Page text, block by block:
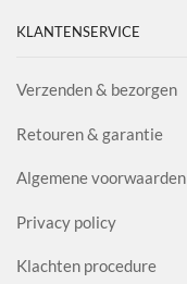
KLANTENSERVICE
Verzenden & bezorgen
Retouren & garantie
Algemene voorwaarden
Privacy policy
Klachten procedure